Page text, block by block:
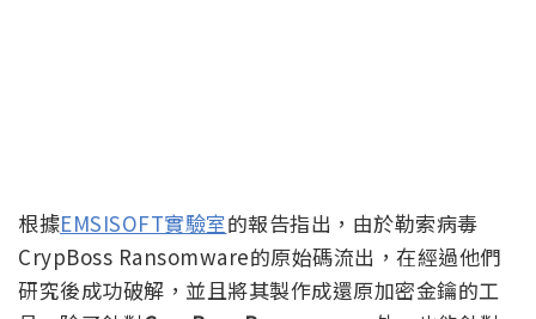
根據EMSISOFT實驗室的報告指出，由於勒索病毒
CrypBoss Ransomware的原始碼流出，在經過他們
研究後成功破解，並且將其製作成還原加密金鑰的工